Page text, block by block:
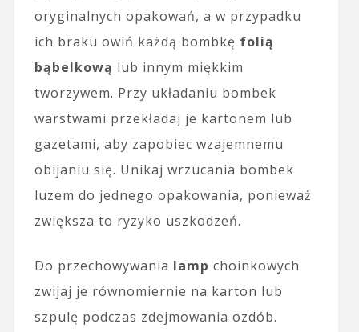
oryginalnych opakowań, a w przypadku
ich braku owiń każdą bombkę folią
bąbelkową lub innym miękkim
tworzywem. Przy układaniu bombek
warstwami przekładaj je kartonem lub
gazetami, aby zapobiec wzajemnemu
obijaniu się. Unikaj wrzucania bombek
luzem do jednego opakowania, ponieważ
zwiększa to ryzyko uszkodzeń.
Do przechowywania lamp choinkowych
zwijaj je równomiernie na karton lub
szpulę podczas zdejmowania ozdób.